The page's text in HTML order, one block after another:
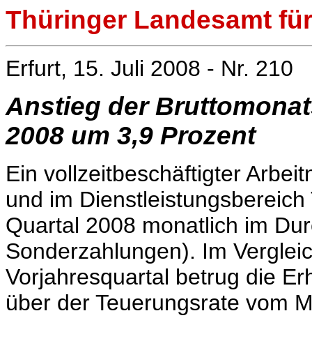
Thüringer Landesamt
Erfurt, 15. Juli 2008 - Nr. 210
Anstieg der
2008 um 3,9 Prozent
Ein vollzeitbeschäftigter
und im
Quartal 2008 monatlich im
Sonderzahlungen). Im
Vorjahresquartal betrug die
über der Teuerungsrate vom